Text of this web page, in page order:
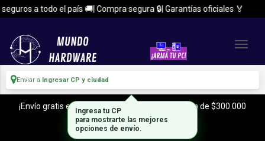
a todo el país 🚚| Compra segura 🔒| Garantías oficiales 🏅
Enviar a Ingresar CP y ciudad
¡Envío gratis en CABA y Zona Sur, con tu compra de $300.000
o mas!
Ingresa tu CP
para mostrarte las mejores
opciones de envío.